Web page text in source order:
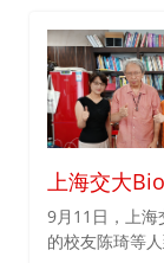
与成果作深入
究院研究团队
进步，同时鼓
院的发展建言
写Bio-X研究院
本次会议并作
上海交大
友陈琦等人
贺林院士
9月11日，上海
的校友陈琦等